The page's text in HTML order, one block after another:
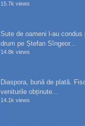
15.7k views
Sute de oameni l-au condus
drum pe Ștefan Sîngeor...
14.8k views
Diaspora, bună de plată.
veniturile obținute...
14.1k views